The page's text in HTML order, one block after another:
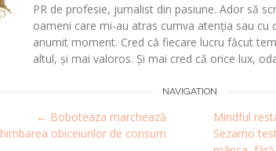
PR de profesie, jurnalist din pasiune. Ador să
oameni care mi-au atras cumva atenția sau cu
anumit moment. Cred că fiecare lucru făcut
altul, și mai valoros. Și mai cred că orice lux,
NAVIGATION
← Boboteaza marchează
obiceiurilor de consum
Mindful
Sezamo